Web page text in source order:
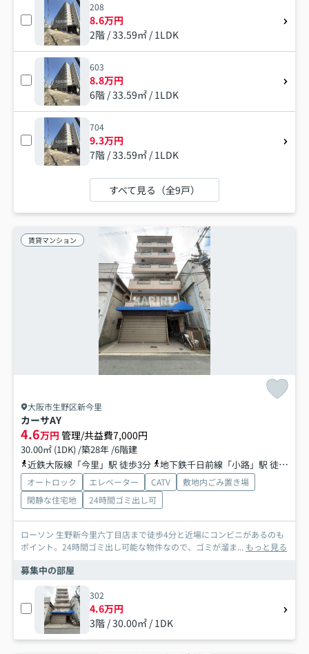
208
8.6万円
2階 / 33.59㎡ / 1LDK
603
8.8万円
6階 / 33.59㎡ / 1LDK
704
9.3万円
7階 / 33.59㎡ / 1LDK
すべて見る（全9戸）
賃貸マンション
大阪市生野区新今里
カーサAY
4.6万円 管理/共益費7,000円
30.00㎡ (1DK) /築28年 /6階建
近鉄大阪線「今里」駅 徒歩3分
地下鉄千日前線「小路」駅 徒歩9分
オートロック エレベーター CATV
敷地内ごみ置き場
閑静な住宅地
24時間ゴミ出し可
ローソン 生野新今里六丁目店まで徒歩4分と近場にコンビニがあるのも
ポイント。24時間ゴミ出し可能な物件なので、ゴミが溜ま... もっと見る
募集中の部屋
302
4.6万円
3階 / 30.00㎡ / 1DK